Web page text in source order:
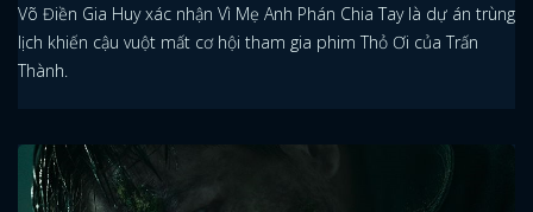
Võ Điền Gia Huy xác nhận Vì Mẹ Anh Phán Chia Tay là dự án trùng
lịch khiến cậu vuột mất cơ hội tham gia phim Thỏ Ơi của Trấn
Thành.